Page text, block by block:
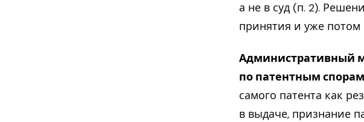
а не в суд (п. 2).
принятия и уже потом
Административный
по патентным
самого патента как
в выдаче, признание